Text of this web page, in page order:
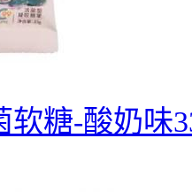
软糖-酸奶味